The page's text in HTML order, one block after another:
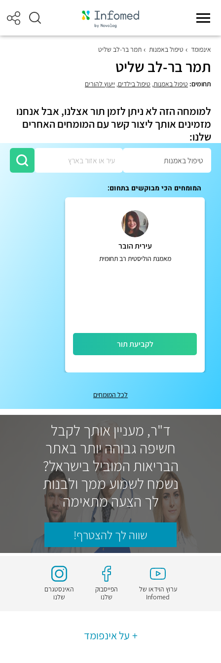
אינפומד טיפול באמנות תמר בר-לב שליט
תמר בר-לב שליט
תחומים: טיפול באמנות, טיפול בילדים, ייעוץ להורים
למומחה הזה לא ניתן לזמן תור אצלנו, אבל אנחנו
מזמינים אותך ליצור קשר עם המומחים האחרים
שלנו:
המומחים הכי מבוקשים בתחום:
עירית הובר
מאמנת הוליסטית רב תחומית
לקביעת תור
לכל המומחים
ד"ר, מעניין אותך לקבל
חשיפה גבוהה יותר באתר
הבריאות המוביל בישראל?
נשמח לשמוע ממך ולבנות
לך הצעה מתאימה
שווה לך להצטרף!
ערוץ הוידאו של
Infomed
הפייסבוק
שלנו
האינסטגרם
שלנו
על אינפומד